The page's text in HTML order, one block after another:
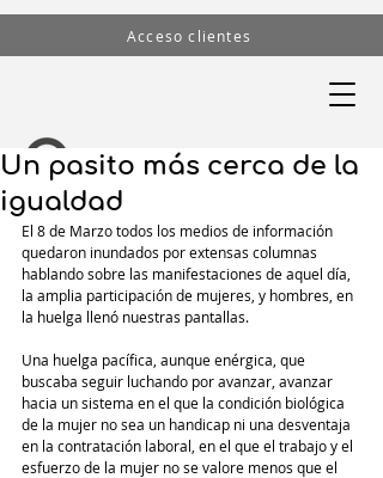
Acceso clientes
Un pasito más cerca de la
igualdad
El 8 de Marzo todos los medios de información
quedaron inundados por extensas columnas
hablando sobre las manifestaciones de aquel día,
la amplia participación de mujeres, y hombres, en
la huelga llenó nuestras pantallas.
Una huelga pacífica, aunque enérgica, que
buscaba seguir luchando por avanzar, avanzar
hacia un sistema en el que la condición biológica
de la mujer no sea un handicap ni una desventaja
en la contratación laboral, en el que el trabajo y el
esfuerzo de la mujer no se valore menos que el